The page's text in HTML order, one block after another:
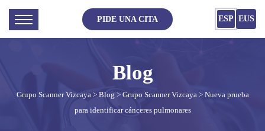
PIDE UNA CITA ESP EUS
Grupo Scanner Vizcaya> Blog > Grupo Scanner Vizcaya> Nueva prueba
para identificar cánceres pulmonares